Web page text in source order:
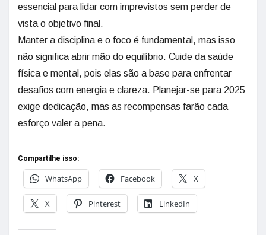
essencial para lidar com imprevistos sem perder de
vista o objetivo final.
Manter a disciplina e o foco é fundamental, mas isso
não significa abrir mão do equilíbrio. Cuide da saúde
física e mental, pois elas são a base para enfrentar
desafios com energia e clareza. Planejar-se para 2025
exige dedicação, mas as recompensas farão cada
esforço valer a pena.
Compartilhe isso:
WhatsApp
Facebook X
X Pinterest LinkedIn